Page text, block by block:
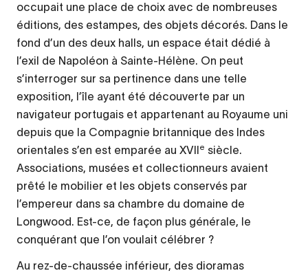
occupait une place de choix avec de nombreuses
éditions, des estampes, des objets décorés. Dans le
fond d’un des deux halls, un espace était dédié à
l’exil de Napoléon à Sainte-Hélène. On peut
s’interroger sur sa pertinence dans une telle
exposition, l’île ayant été découverte par un
navigateur portugais et appartenant au Royaume uni
depuis que la Compagnie britannique des Indes
orientales s’en est emparée au XVII
e siècle.
Associations, musées et collectionneurs avaient
prêté le mobilier et les objets conservés par
l’empereur dans sa chambre du domaine de
Longwood. Est-ce, de façon plus générale, le
conquérant que l’on voulait célébrer ?
Au rez-de-chaussée inférieur, des dioramas